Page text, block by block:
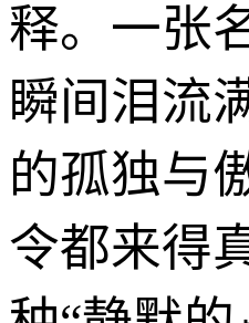
释。一张
瞬间泪流
的孤独与
令都来得